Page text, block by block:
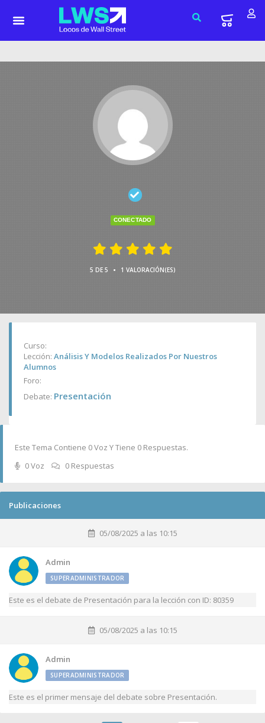
CONECTADO
5 DE 5 • 1 VALORACIÓN(ES)
Curso:
Lección: Análisis Y Modelos Realizados Por Nuestros
Alumnos
Foro:
Debate: Presentación
Este Tema Contiene 0 Voz Y Tiene 0 Respuestas.
0 Voz
0 Respuestas
Publicaciones
05/08/2025 a las 10:15
Admin
SUPERADMINISTRADOR
Este es el debate de Presentación para la lección con ID: 80359
05/08/2025 a las 10:15
Admin
SUPERADMINISTRADOR
Este es el primer mensaje del debate sobre Presentación.